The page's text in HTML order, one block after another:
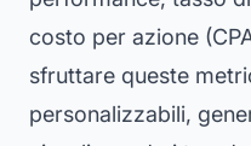
costo per azione
sfruttare queste
personalizzabili,